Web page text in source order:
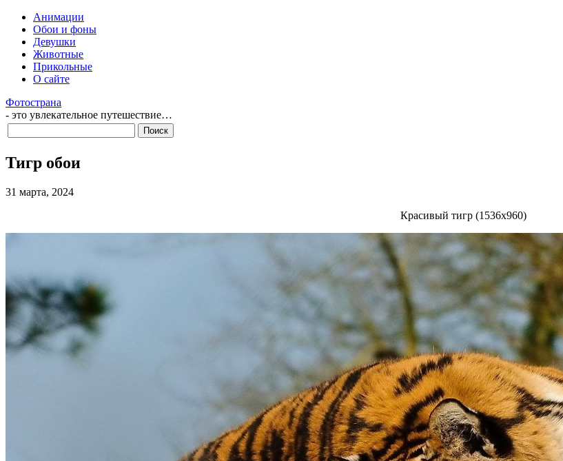
Анимации
Обои и фоны
Девушки
Животные
Прикольные
О сайте
Фотострана
- это увлекательное путешествие…
Тигр обои
31 марта, 2024
Красивый тигр (1536x960)